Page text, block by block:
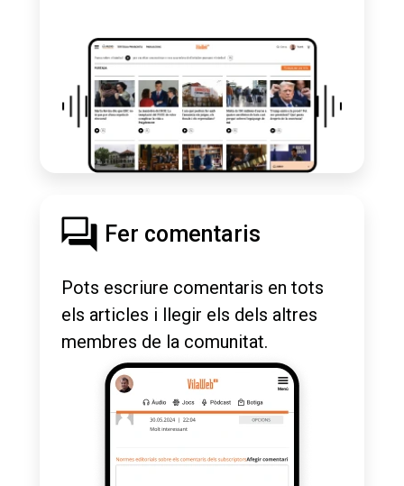
Fer comentaris
Pots escriure comentaris en tots
els articles i llegir els dels altres
membres de la comunitat.